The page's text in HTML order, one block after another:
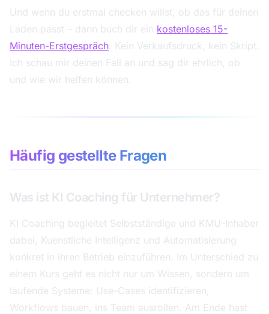
Und wenn du erstmal checken willst, ob das für deinen
Laden passt – dann buch dir ein kostenloses 15-
Minuten-Erstgespräch. Kein Verkaufsdruck, kein Skript.
Ich schau mir deinen Fall an und sag dir ehrlich, ob
und wie wir helfen können.
Häufig gestellte Fragen
Was ist KI Coaching für Unternehmer?
KI Coaching begleitet Selbstständige und KMU-Inhaber
dabei, Kuenstliche Intelligenz und Automatisierung
konkret in ihren Betrieb einzuführen. Im Unterschied zu
einem Kurs geht es nicht nur um Wissen, sondern um
laufende Systeme: Use-Cases identifizieren,
Workflows bauen, ins Team ausrollen. Am Ende hast